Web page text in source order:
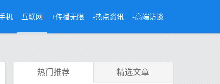
机 互联网 +传播无限 -热点资讯 -高端访谈
热门推荐 精选文章